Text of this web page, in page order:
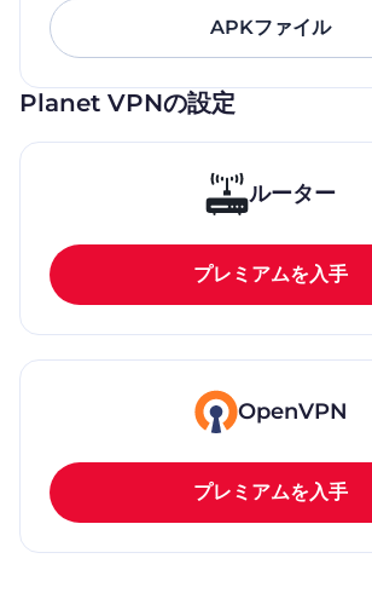
APKファイル
Planet VPNの設定
ルーター
プレミアムを入手
OpenVPN
プレミアムを入手